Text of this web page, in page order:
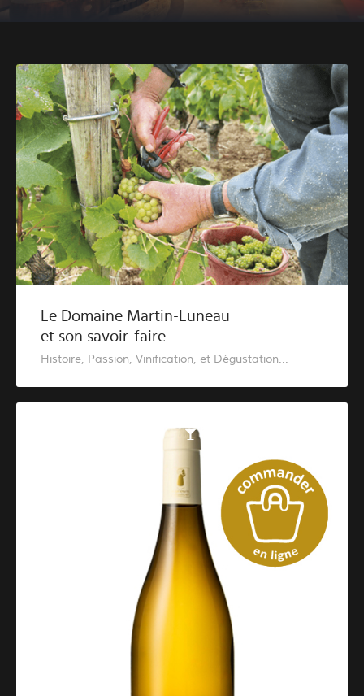
Le Domaine Martin-Luneau
et son savoir-faire
Histoire, Passion, Vinification, et Dégustation...
Catalogue des vins blancs